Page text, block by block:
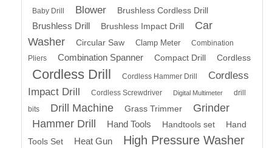
Baby Drill Blower Brushless Cordless Drill
Brushless Drill Brushless Impact Drill
Car
Washer
Circular Saw Clamp Meter
Combination
Pliers
Combination Spanner Compact Drill Cordless
Cordless Drill Cordless Hammer Drill
Cordless
Impact Drill
Cordless Screwdriver Digital Multimeter
drill
bits
Drill Machine Grass Trimmer Grinder
Hammer Drill Hand Tools Handtools set
Hand
Tools Set
Heat Gun High Pressure Washer